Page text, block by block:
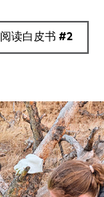
阅读白皮书 #2